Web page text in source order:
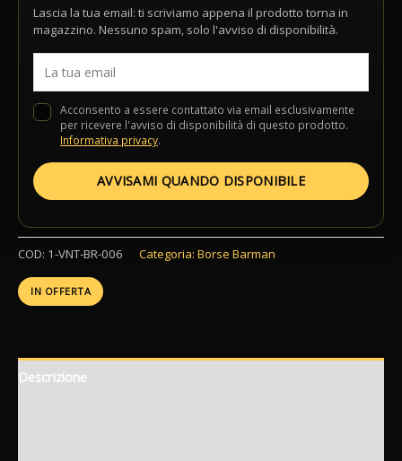
Lascia la tua email: ti scriviamo appena il prodotto torna in
magazzino. Nessuno spam, solo l'avviso di disponibilità.
Acconsento a essere contattato via email esclusivamente
per ricevere l'avviso di disponibilità di questo prodotto.
Informativa privacy.
AVVISAMI QUANDO DISPONIBILE
COD: 1-VNT-BR-006 Categoria: Borse Barman
IN OFFERTA
Descrizione